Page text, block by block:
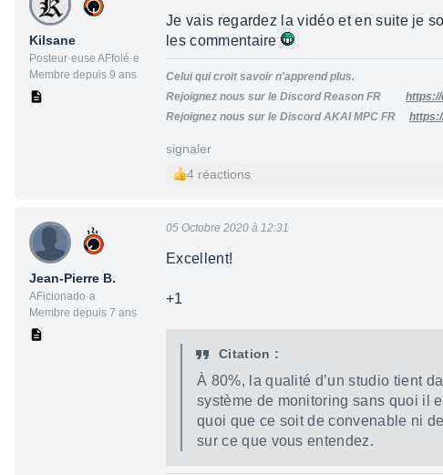
Kilsane
Posteur·euse AFfolé·e
Membre depuis 9 ans
Je vais regardez la vidéo et en suite je
les commentaire
Celui qui croit savoir n'apprendplus.
Rejoignez nous sur le Discord Reason FR https://
Rejoignez nous sur le Discord AKAI MPC FR
signaler
4 réactions
Jean-Pierre B.
AFicionado·a
Membre depuis 7 ans
05 Octobre 2020 à 12:31
Excellent!
+1
Citation :
À 80%, la qualité d’un studio tient
système de monitoring sans quoi il
quoi que ce soit de convenable ni
sur ce que vous entendez.